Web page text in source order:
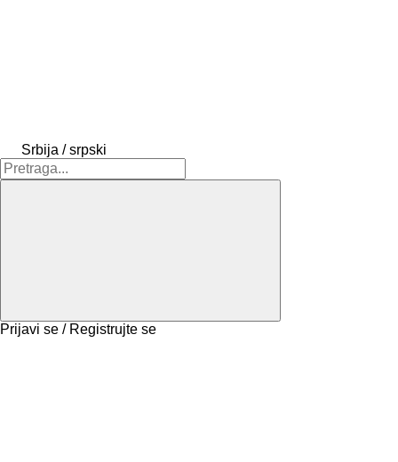
Srbija / srpski
Prijavi se / Registrujte se